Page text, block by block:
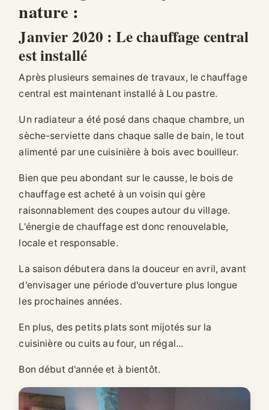
nature :
Janvier 2020 : Le chauffage central
est installé
Après plusieurs semaines de travaux, le chauffage
central est maintenant installé à Lou pastre.
Un radiateur a été posé dans chaque chambre, un
sèche-serviette dans chaque salle de bain, le tout
alimenté par une cuisinière à bois avec bouilleur.
Bien que peu abondant sur le causse, le bois de
chauffage est acheté à un voisin qui gère
raisonnablement des coupes autour du village.
L'énergie de chauffage est donc renouvelable,
locale et responsable.
La saison débutera dans la douceur en avril, avant
d'envisager une période d'ouverture plus longue
les prochaines années.
En plus, des petits plats sont mijotés sur la
cuisinière ou cuits au four, un régal...
Bon début d'année et à bientôt.